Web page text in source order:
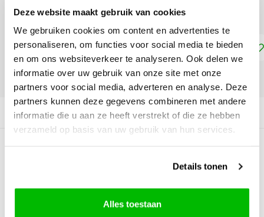
Deze website maakt gebruik van cookies
We gebruiken cookies om content en advertenties te
personaliseren, om functies voor social media te bieden
en om ons websiteverkeer te analyseren. Ook delen we
informatie over uw gebruik van onze site met onze
partners voor social media, adverteren en analyse. Deze
partners kunnen deze gegevens combineren met andere
informatie die u aan ze heeft verstrekt of die ze hebben
verzameld op basis van uw gebruik van hun services.
Details tonen
Alles toestaan
DIRECT LEVERBAAR
Toevoegen aan winkelwagen
DELEN:
Productomschrijving